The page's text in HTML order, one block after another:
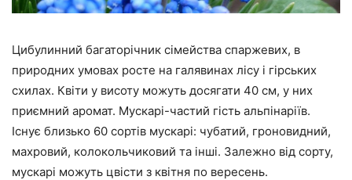
Цибулинний багаторічник сімейства спаржевих, в
природних умовах росте на галявинах лісу і гірських
схилах. Квіти у висоту можуть досягати 40 см, у них
приємний аромат. Мускарі-частий гість альпінаріїв.
Існує близько 60 сортів мускарі: чубатий, гроновидний,
махровий, колокольчиковий та інші. Залежно від сорту,
мускарі можуть цвісти з квітня по вересень.